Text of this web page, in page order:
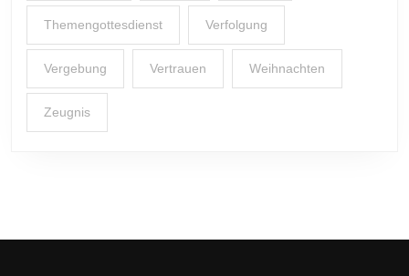
Themengottesdienst Verfolgung
Vergebung Vertrauen Weihnachten
Zeugnis